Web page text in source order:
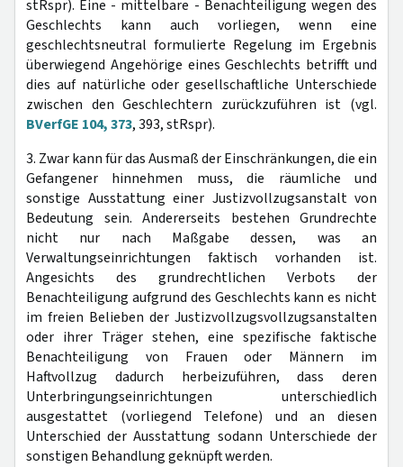
stRspr). Eine - mittelbare - Benachteiligung wegen des
Geschlechts kann auch vorliegen, wenn eine
geschlechtsneutral formulierte Regelung im Ergebnis
überwiegend Angehörige eines Geschlechts betrifft und
dies auf natürliche oder gesellschaftliche Unterschiede
zwischen den Geschlechtern zurückzuführen ist (vgl.
BVerfGE 104, 373, 393, stRspr).
3. Zwar kann für das Ausmaß der Einschränkungen, die ein
Gefangener hinnehmen muss, die räumliche und
sonstige Ausstattung einer Justizvollzugsanstalt von
Bedeutung sein. Andererseits bestehen Grundrechte
nicht nur nach Maßgabe dessen, was an
Verwaltungseinrichtungen faktisch vorhanden ist.
Angesichts des grundrechtlichen Verbots der
Benachteiligung aufgrund des Geschlechts kann es nicht
im freien Belieben der Justizvollzugsvollzugsanstalten
oder ihrer Träger stehen, eine spezifische faktische
Benachteiligung von Frauen oder Männern im
Haftvollzug dadurch herbeizuführen, dass deren
Unterbringungseinrichtungen unterschiedlich
ausgestattet (vorliegend Telefone) und an diesen
Unterschied der Ausstattung sodann Unterschiede der
sonstigen Behandlung geknüpft werden.